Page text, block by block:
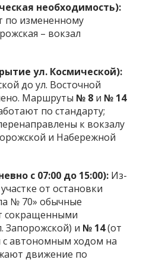
необходимость):
по измененному
– вокзал
ул. Космической):
до ул. Восточной
Маршруты № 8 и № 14
по стандарту;
к вокзалу
и Набережной
с 07:00 до 15:00): Из-
от остановки
№ 70» обычные
сокращенными
Запорожской) и № 14(от
автономным ходом на
движение по